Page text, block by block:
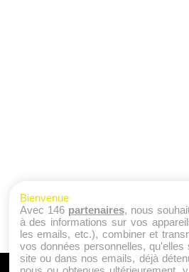
Bienvenue
Avec 146 partenaires, nous
à des informations sur vos
les emails, etc.), combiner et
vos données personnelles,
site ou dans nos emails, déjà